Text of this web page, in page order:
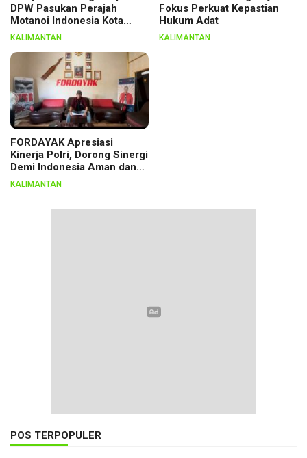
DPW Pasukan Perajah
Motanoi Indonesia Kota
Palangka Raya, Dikukuhkan
KALIMANTAN
Fokus Perkuat Kepastian
Hukum Adat
KALIMANTAN
FORDAYAK Apresiasi
Kinerja Polri, Dorong Sinergi
Demi Indonesia Aman dan
Berkeadilan
KALIMANTAN
POS TERPOPULER